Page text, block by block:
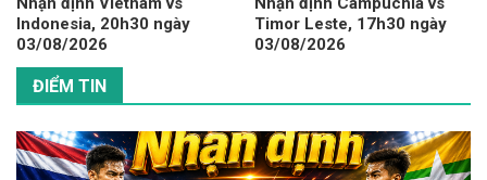
Indonesia, 20h30 ngày
03/08/2026
Timor Leste, 17h30 ngày
03/08/2026
ĐIỂM TIN